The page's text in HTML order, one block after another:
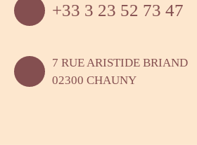
+33 3 23 52 73 47
7 RUE ARISTIDE BRIAND
02300 CHAUNY